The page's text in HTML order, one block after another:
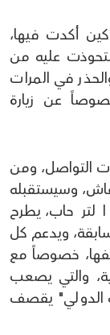
أكدت فيها،
عليه من
في المرات
عن زيارة
التواصل، ومن
وسيستقبله
يطرح
ويدعم كل
خصوصاً مع
والتي يصعب
الدولي" يقصف